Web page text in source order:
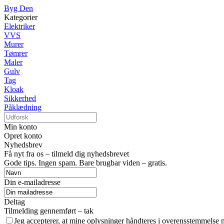
Byg Den
Kategorier
Elektriker
VVS
Murer
Tømrer
Maler
Gulv
Tag
Kloak
Sikkerhed
Påklædning
Min konto
Opret konto
Nyhedsbrev
Få nyt fra os – tilmeld dig nyhedsbrevet
Gode tips. Ingen spam. Bare brugbar viden – gratis.
Din e-mailadresse
Deltag
Tilmelding gennemført – tak
Jeg accepterer, at mine oplysninger håndteres i overensstemmelse